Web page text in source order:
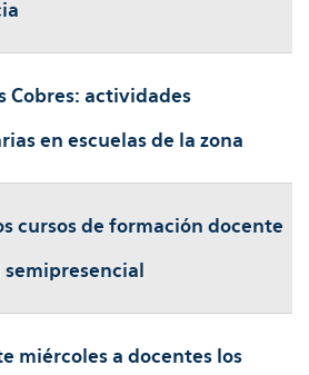
Cobres: actividades
en escuelas de la zona
cursos de formación docente
miércoles a docentes los